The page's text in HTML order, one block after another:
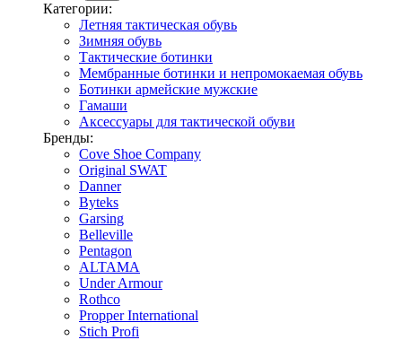
Категории:
Летняя тактическая обувь
Зимняя обувь
Тактические ботинки
Мембранные ботинки и непромокаемая обувь
Ботинки армейские мужские
Гамаши
Аксессуары для тактической обуви
Бренды:
Cove Shoe Company
Original SWAT
Danner
Byteks
Garsing
Belleville
Pentagon
ALTAMA
Under Armour
Rothco
Propper International
Stich Profi